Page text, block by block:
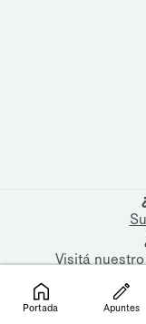
Visitá
Portada Apuntes